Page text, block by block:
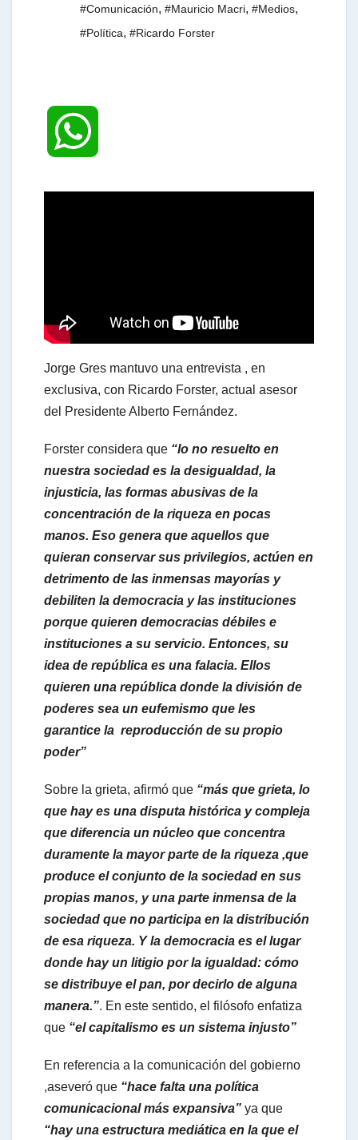
#Comunicación, #Mauricio Macri, #Medios,
#Política, #Ricardo Forster
A
Jorge Gres mantuvo una entrevista , en
exclusiva, con Ricardo Forster, actual asesor
del Presidente Alberto Fernández.
Forster considera que “lo no resuelto en
nuestra sociedad es la desigualdad, la
injusticia, las formas abusivas de la
concentración de la riqueza en pocas
manos. Eso genera que aquellos que
quieran conservar sus privilegios, actúen en
detrimento de las inmensas mayorías y
debiliten la democracia y las instituciones
porque quieren democracias débiles e
instituciones a su servicio. Entonces, su
idea de república es una falacia. Ellos
quieren una república donde la división de
poderes sea un eufemismo que les
garantice la reproducción de su propio
poder”
Sobre la grieta, afirmó que “más que grieta, lo
que hay es una disputa histórica y compleja
que diferencia un núcleo que concentra
duramente la mayor parte de la riqueza ,que
produce el conjunto de la sociedad en sus
propias manos, y una parte inmensa de la
sociedad que no participa en la distribución
de esa riqueza. Y la democracia es el lugar
donde hay un litigio por la igualdad: cómo
se distribuye el pan, por decirlo de alguna
manera.”. En este sentido, el filósofo enfatiza
que “el capitalismo es un sistema injusto”
En referencia a la comunicación del gobierno
,aseveró que “hace falta una política
comunicacional más expansiva” ya que
“hay una estructura mediática en la que el